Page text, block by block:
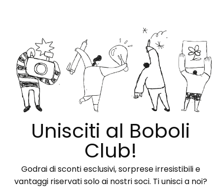
Unisciti al Boboli
Club!
Godrai di sconti esclusivi, sorprese irresistibili e
vantaggi riservati solo ai nostri soci. Ti unisci a noi?